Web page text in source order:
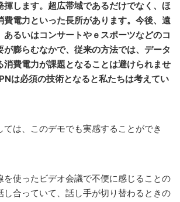
揮します。超広帯域であるだけでなく、ほ
費電力といった長所があります。今後、遠
あるいはコンサートやｅスポーツなどのコ
が膨らむなかで、従来の方法では、データ
消費電力が課題となることは避けられませ
は必須の技術となると私たちは考えてい
ては、このデモでも実感することができ
を使ったビデオ会議で不便に感じることの
し合っていて、話し手が切り替わるときの